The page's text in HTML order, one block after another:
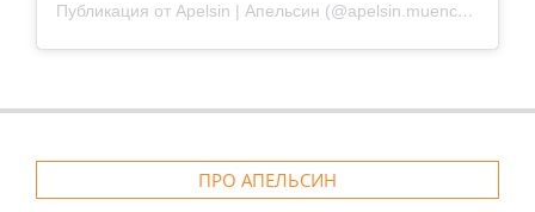
Публикация от Apelsin | Апельсин (@apelsin.muenchen)
ПРО АПЕЛЬСИН